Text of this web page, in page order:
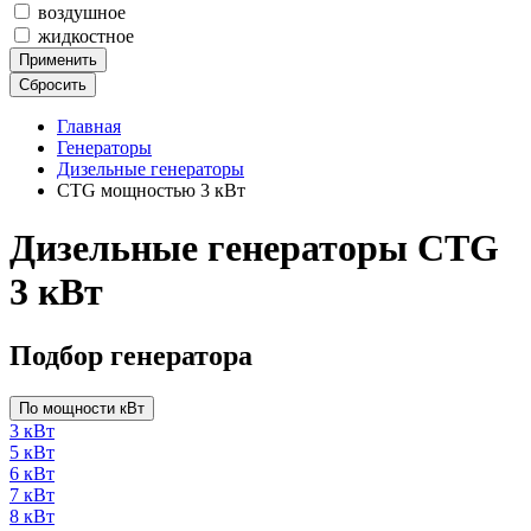
воздушное
жидкостное
Применить
Сбросить
Главная
Генераторы
Дизельные генераторы
CTG мощностью 3 кВт
Дизельные генераторы CTG
3 кВт
Подбор генератора
По мощности кВт
3 кВт
5 кВт
6 кВт
7 кВт
8 кВт